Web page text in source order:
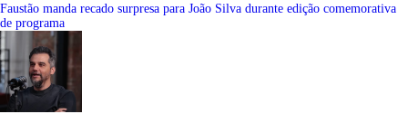
Faustão manda recado surpresa para João Silva durante edição comemorativa
de programa